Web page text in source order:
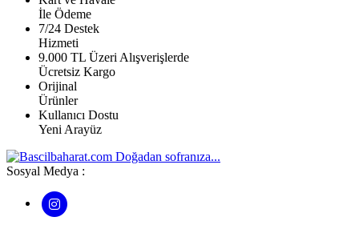
İle Ödeme
7/24 Destek
Hizmeti
9.000 TL Üzeri Alışverişlerde
Ücretsiz Kargo
Orijinal
Ürünler
Kullanıcı Dostu
Yeni Arayüz
Doğadan sofranıza...
Sosyal Medya :